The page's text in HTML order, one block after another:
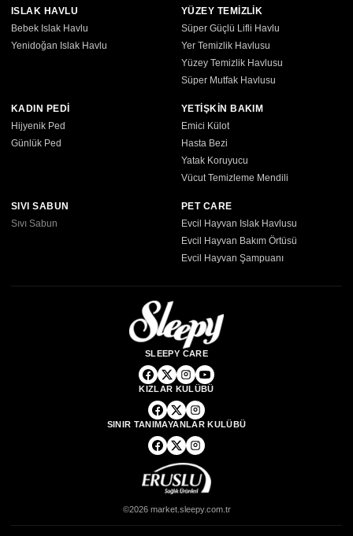
ISLAK HAVLU
Bebek Islak Havlu
Yenidoğan Islak Havlu
YÜZEY TEMİZLİK
Süper Güçlü Lifli Havlu
Yer Temizlik Havlusu
Yüzey Temizlik Havlusu
Süper Mutfak Havlusu
KADIN PEDİ
Hijyenik Ped
Günlük Ped
YETİŞKİN BAKIM
Emici Külot
Hasta Bezi
Yatak Koruyucu
Vücut Temizleme Mendili
SIVI SABUN
Sıvı Sabun
PET CARE
Evcil Hayvan Islak Havlusu
Evcil Hayvan Bakım Örtüsü
Evcil Hayvan Şampuanı
SLEEPY CARE
KIZLAR KULÜBÜ
SINIR TANIMAYANLAR KULÜBÜ
©2026 market.sleepy.com.tr